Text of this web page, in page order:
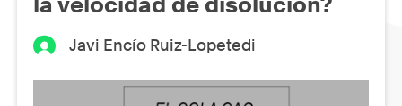
Javi Encío Ruiz-Lopetedi